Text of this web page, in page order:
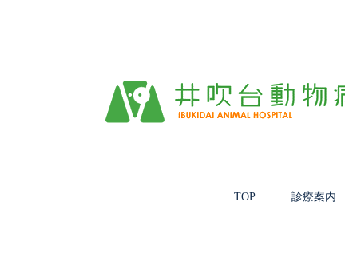
TOP 診療案内